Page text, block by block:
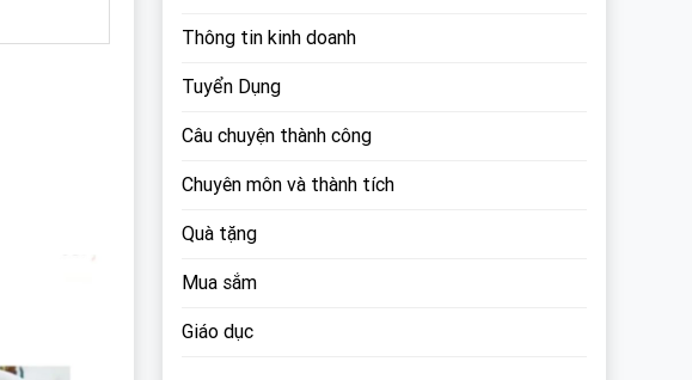
Thông tin kinh doanh
Tuyển Dụng
Câu chuyện thành công
Chuyên môn và thành tích
Quà tặng
Mua sắm
Giáo dục